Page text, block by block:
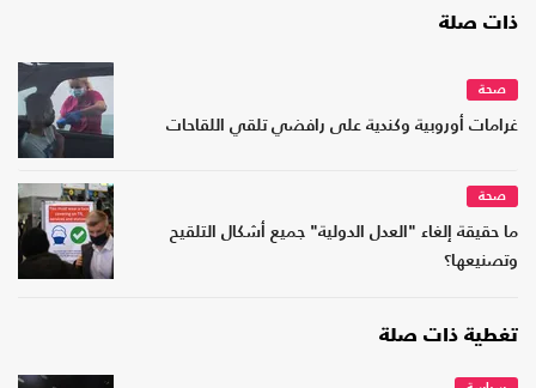
ذات صلة
صحة
غرامات أوروبية وكندية على رافضي تلقي اللقاحات
صحة
ما حقيقة إلغاء "العدل الدولية" جميع أشكال التلقيح
وتصنيعها؟
تغطية ذات صلة